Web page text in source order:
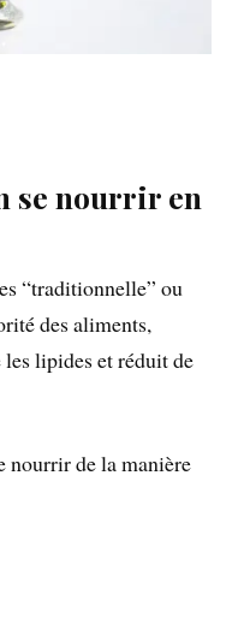
se nourrir en
“traditionnelle” ou
des aliments,
lipides et réduit de
nourrir de la manière